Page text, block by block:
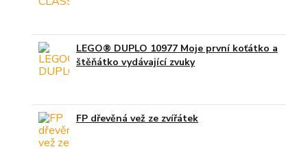
LEGO® DUPLO 10977 Moje první koťátko a
štěňátko vydávající zvuky
FP dřevěná vež ze zvířátek